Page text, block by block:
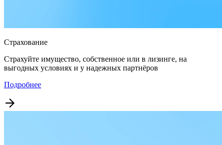
Страхование
Страхуйте имущество, собственное или в лизинге, на
выгодных условиях и у надежных партнёров
Подробнее